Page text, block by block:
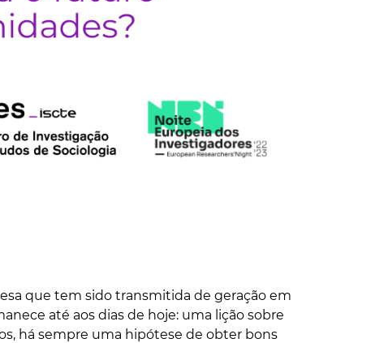
que tem sido transmitida de geração em
até aos dias de hoje: uma lição sobre
há sempre uma hipótese de obter bons